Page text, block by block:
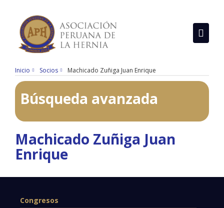
Inicio Socios Machicado Zuñiga Juan Enrique
Búsqueda avanzada
Machicado Zuñiga Juan
Enrique
Congresos